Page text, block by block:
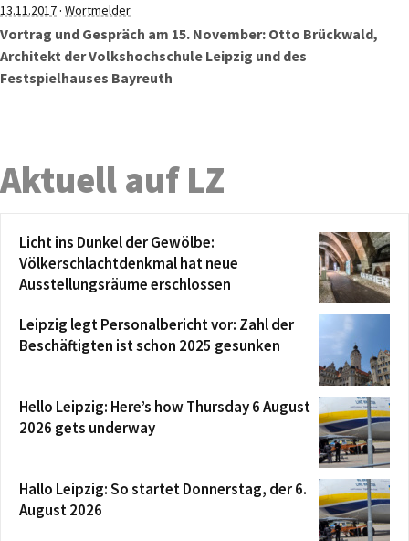
13.11.2017· Wortmelder
Vortrag und Gespräch am 15. November: Otto Brückwald,
Architekt der Volkshochschule Leipzig und des
Festspielhauses Bayreuth
Aktuell auf LZ
Licht ins Dunkel der Gewölbe:
Völkerschlachtdenkmal hat neue
Ausstellungsräume erschlossen
Leipzig legt Personalbericht vor: Zahl der
Beschäftigten ist schon 2025 gesunken
Hello Leipzig: Here’s how Thursday 6 August
2026 gets underway
Hallo Leipzig: So startet Donnerstag, der 6.
August 2026